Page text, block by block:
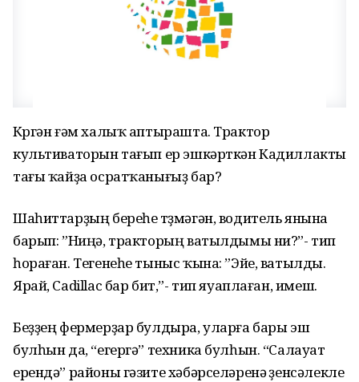
Күргән ғәм халыҡ аптырашта. Трактор
культиваторын тағып ер эшкәрткән Кадиллакты
тағы ҡайҙа осратҡанығыҙ бар?
Шаһиттарҙың береһе түҙмәгән, водитель янына
барып: ”Ниңә, тракторың ватылдымы ни?”- тип
һораған. Тегенеһе тыныс ҡына: ”Эйе, ватылды.
Ярай, Сadillac бар бит,”- тип яуаплаған, имеш.
Беҙҙең фермерҙар булдыра, уларға бары эш
булһын да, “егергә” техника булһын. “Салауат
ерендә” районы гәзите хәбәрселәренә үҙенсәлекле